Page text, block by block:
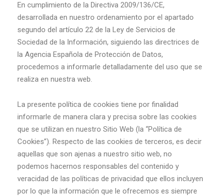
En cumplimiento de la Directiva 2009/136/CE,
desarrollada en nuestro ordenamiento por el apartado
segundo del artículo 22 de la Ley de Servicios de
Sociedad de la Información, siguiendo las directrices de
la Agencia Española de Protección de Datos,
procedemos a informarle detalladamente del uso que se
realiza en nuestra web.
La presente política de cookies tiene por finalidad
informarle de manera clara y precisa sobre las cookies
que se utilizan en nuestro Sitio Web (la “Política de
Cookies”). Respecto de las cookies de terceros, es decir
aquellas que son ajenas a nuestro sitio web, no
podemos hacernos responsables del contenido y
veracidad de las políticas de privacidad que ellos incluyen
por lo que la información que le ofrecemos es siempre